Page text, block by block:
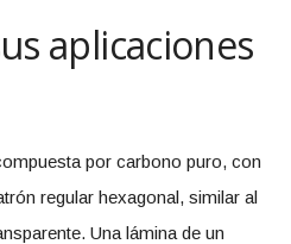
aplicaciones
por carbono puro, con
regular hexagonal, similar al
Una lámina de un